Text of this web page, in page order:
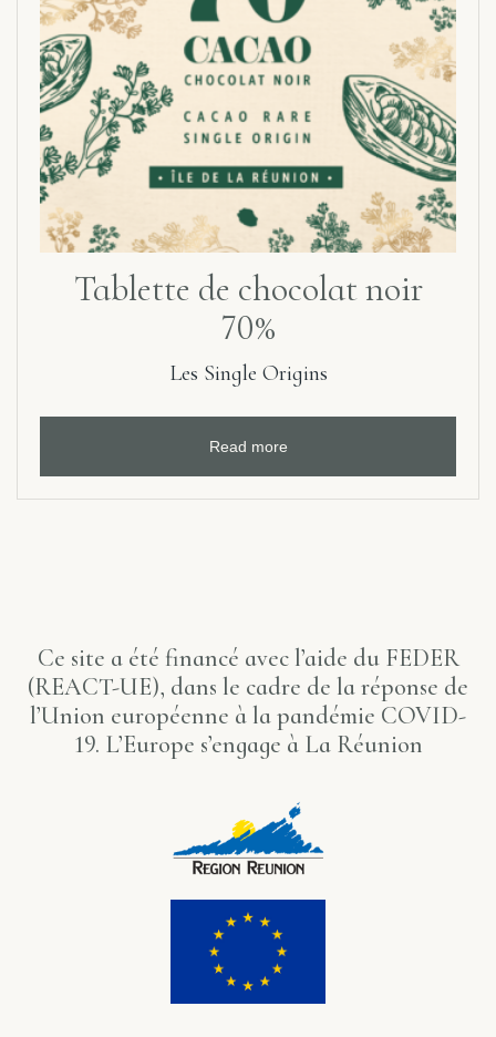
Tablette de chocolat noir
70%
Les Single Origins
Read more
Ce site a été financé avec l’aide du FEDER
(REACT-UE), dans le cadre de la réponse de
l’Union européenne à la pandémie COVID-
19. L’Europe s’engage à La Réunion